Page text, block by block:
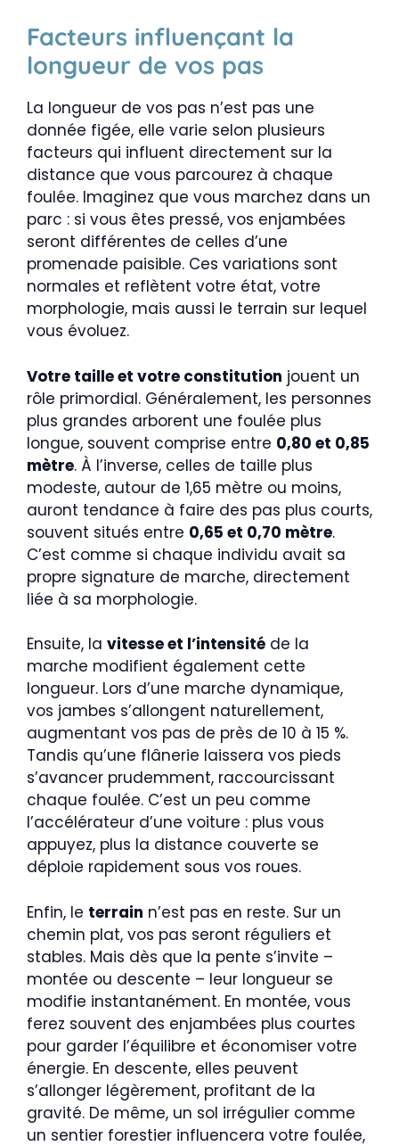
Facteurs influençant la
longueur de vos pas
La longueur de vos pas n’est pas une
donnée figée, elle varie selon plusieurs
facteurs qui influent directement sur la
distance que vous parcourez à chaque
foulée. Imaginez que vous marchez dans un
parc : si vous êtes pressé, vos enjambées
seront différentes de celles d’une
promenade paisible. Ces variations sont
normales et reflètent votre état, votre
morphologie, mais aussi le terrain sur lequel
vous évoluez.
Votre taille et votre constitution jouent un
rôle primordial. Généralement, les personnes
plus grandes arborent une foulée plus
longue, souvent comprise entre 0,80 et 0,85
mètre. À l’inverse, celles de taille plus
modeste, autour de 1,65 mètre ou moins,
auront tendance à faire des pas plus courts,
souvent situés entre 0,65 et 0,70 mètre.
C’est comme si chaque individu avait sa
propre signature de marche, directement
liée à sa morphologie.
Ensuite, la vitesse et l’intensité de la
marche modifient également cette
longueur. Lors d’une marche dynamique,
vos jambes s’allongent naturellement,
augmentant vos pas de près de 10 à 15 %.
Tandis qu’une flânerie laissera vos pieds
s’avancer prudemment, raccourcissant
chaque foulée. C’est un peu comme
l’accélérateur d’une voiture : plus vous
appuyez, plus la distance couverte se
déploie rapidement sous vos roues.
Enfin, le terrain n’est pas en reste. Sur un
chemin plat, vos pas seront réguliers et
stables. Mais dès que la pente s’invite –
montée ou descente – leur longueur se
modifie instantanément. En montée, vous
ferez souvent des enjambées plus courtes
pour garder l’équilibre et économiser votre
énergie. En descente, elles peuvent
s’allonger légèrement, profitant de la
gravité. De même, un sol irrégulier comme
un sentier forestier influencera votre foulée,